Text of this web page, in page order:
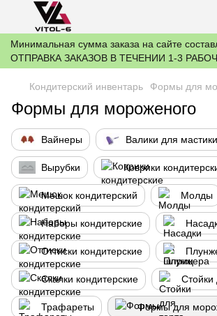
Минимальная сумма заказа на сайте
ОТПРАВКА ЗАКАЗОВ В ТЕЧЕНИИ 1-3
Кондитерский инвентарь Формы для
Формы для мороженого
Вайнеры Валики для мастики
Вырубки Коврики
Мешок кондитерский Молды
Наборы кондитерские
Оттиски кондитерские
Скалки кондитерские Стойки
Трафареты Формы для